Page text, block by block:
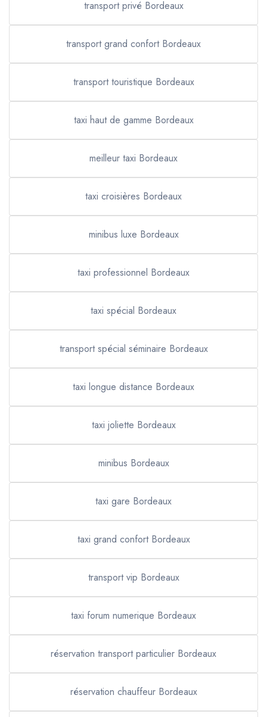
transport privé Bordeaux
transport grand confort Bordeaux
transport touristique Bordeaux
taxi haut de gamme Bordeaux
meilleur taxi Bordeaux
taxi croisières Bordeaux
minibus luxe Bordeaux
taxi professionnel Bordeaux
taxi spécial Bordeaux
transport spécial séminaire Bordeaux
taxi longue distance Bordeaux
taxi joliette Bordeaux
minibus Bordeaux
taxi gare Bordeaux
taxi grand confort Bordeaux
transport vip Bordeaux
taxi forum numerique Bordeaux
réservation transport particulier Bordeaux
réservation chauffeur Bordeaux